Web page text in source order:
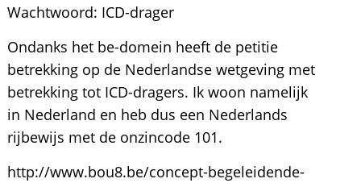
Wachtwoord: ICD-drager
Ondanks het be-domein heeft de petitie
betrekking op de Nederlandse wetgeving met
betrekking tot ICD-dragers. Ik woon namelijk
in Nederland en heb dus een Nederlands
rijbewijs met de onzincode 101.
http://www.bou8.be/concept-begeleidende-